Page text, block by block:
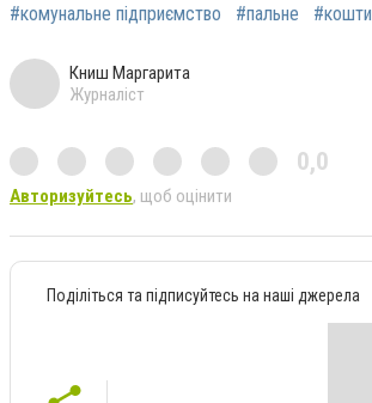
#комунальне підприємство #пальне #кошти
Книш Маргарита
Журналіст
0,0
Авторизуйтесь, щоб оцінити
Поділіться та підписуйтесь на наші джерела